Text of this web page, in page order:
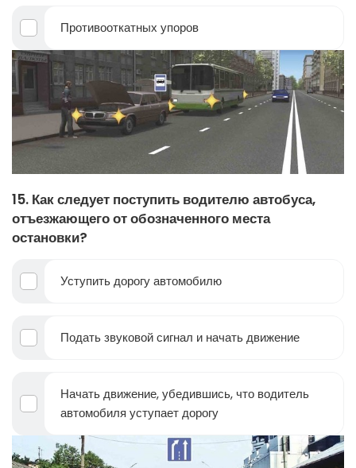
Противооткатных упоров
15. Как следует поступить водителю автобуса,
отъезжающего от обозначенного места
остановки?
Уступить дорогу автомобилю
Подать звуковой сигнал и начать движение
Начать движение, убедившись, что водитель
автомобиля уступает дорогу